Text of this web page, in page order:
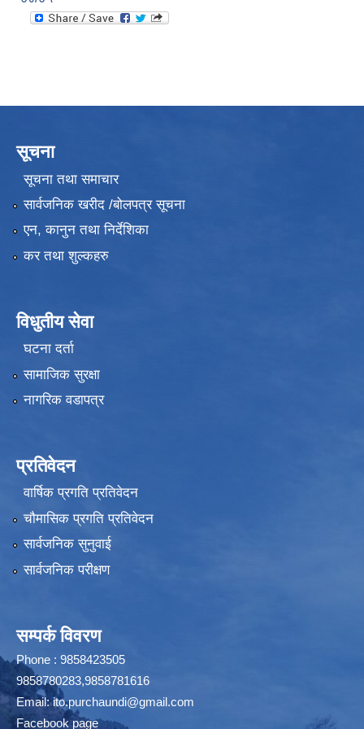
सूचना
सूचना तथा समाचार
सार्वजनिक खरीद /बोलपत्र सूचना
एन, कानुन तथा निर्देशिका
कर तथा शुल्कहरु
विधुतीय सेवा
घटना दर्ता
सामाजिक सुरक्षा
नागरिक वडापत्र
प्रतिवेदन
वार्षिक प्रगति प्रतिवेदन
चौमासिक प्रगति प्रतिवेदन
सार्वजनिक सुनुवाई
सार्वजनिक परीक्षण
सम्पर्क विवरण
Phone : 9858423505
9858780283,9858781616
Email:ito.purchaundi@gmail.com
Facebook page